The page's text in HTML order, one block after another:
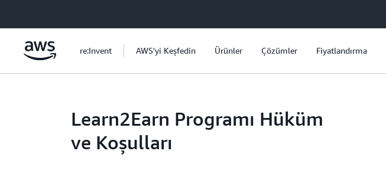
re:Invent AWS'yi Keşfedin Ürünler Çözümler Fiyatlandırma
Learn2Earn Programı Hüküm
ve Koşulları